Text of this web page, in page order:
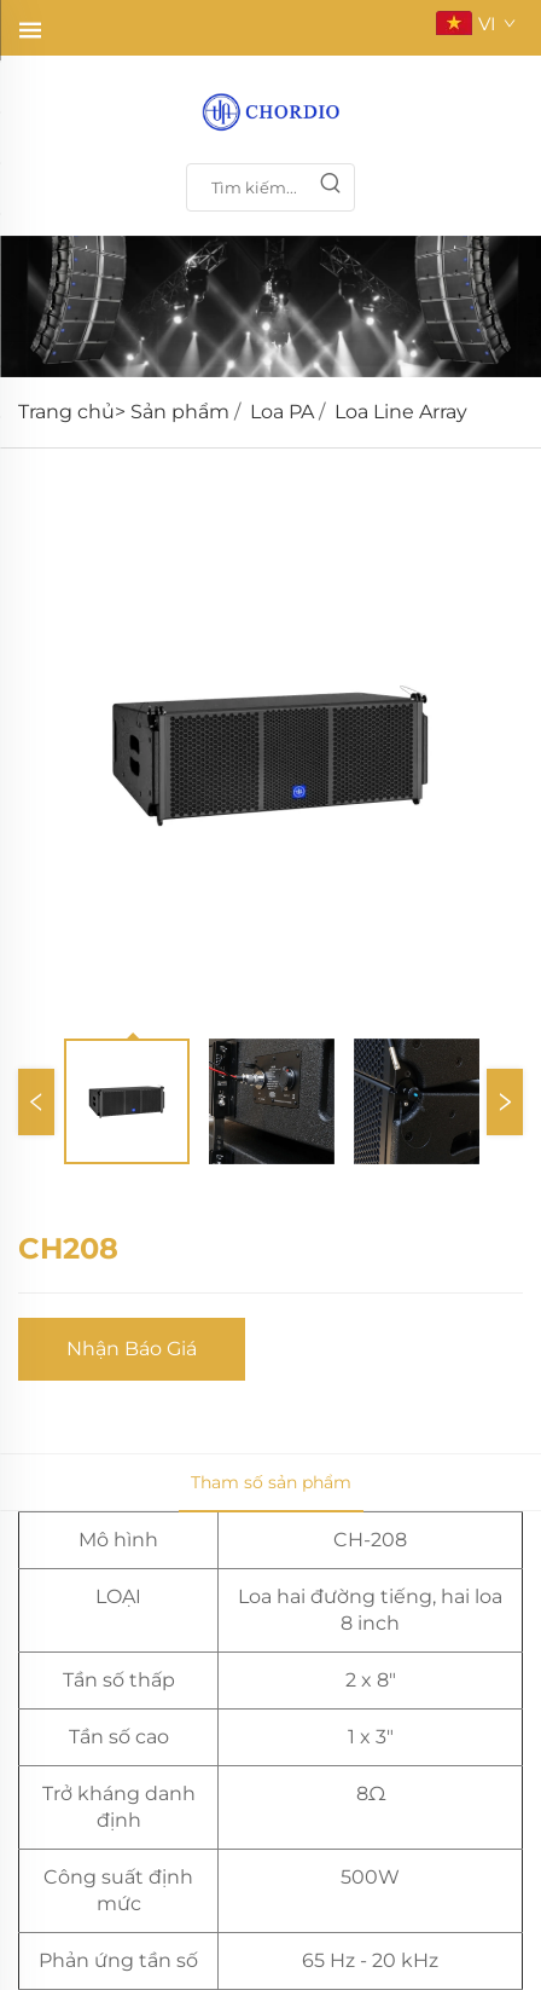
VI
Trang chủ> Sản phẩm / Loa PA/ Loa Line Array
CH208
Nhận Báo Giá
Tham số sản phẩm
Mô hình CH-208
LOẠI
Loa hai đường tiếng, hai loa
8 inch
Tần số thấp 2 x 8"
Tần số cao 1 x 3"
Trở kháng danh
định
8Ω
Công suất định
mức
500W
Phản ứng tần số 65 Hz - 20 kHz